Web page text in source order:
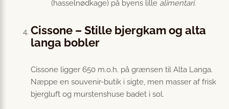
(hasselnødkage) på byens lille alimentari.
Cissone – Stille bjergkam og alta
langa bobler
Cissone ligger 650 m.o.h. på grænsen til Alta Langa.
Næppe en souvenir-butik i sigte, men masser af frisk
bjergluft og murstenshuse badet i sol.